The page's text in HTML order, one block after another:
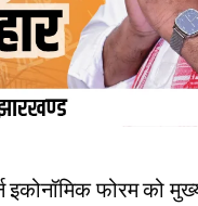
इकोनॉमिक फोरम को